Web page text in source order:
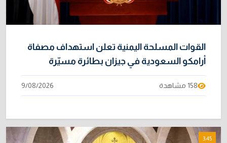
القوات المسلحة اليمنية تعلن استهداف مصفاة
أرامكو السعودية في جيزان بطائرة مسيّرة
158 مشاهدة 9/08/2026
3:45